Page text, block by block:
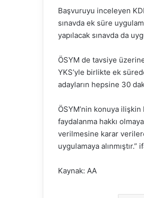
Başvuruyu inceleyen
sınavda ek süre
yapılacak sınavda da
ÖSYM de tavsiye
YKS’yle birlikte ek
adayların hepsine 30
ÖSYM’nin konuya
faydalanma hakkı
verilmesine karar
uygulamaya alınmıştır.”
Kaynak: AA